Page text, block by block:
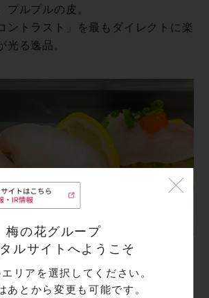
梅の花グループ
ルサイトへようこそ
リアを選択してください。
あとから変更も可能です。
ルプルの皮。
ントラスト」を最もダイレクトに楽
る逸品。
ワ入り！ク エ の 握 り